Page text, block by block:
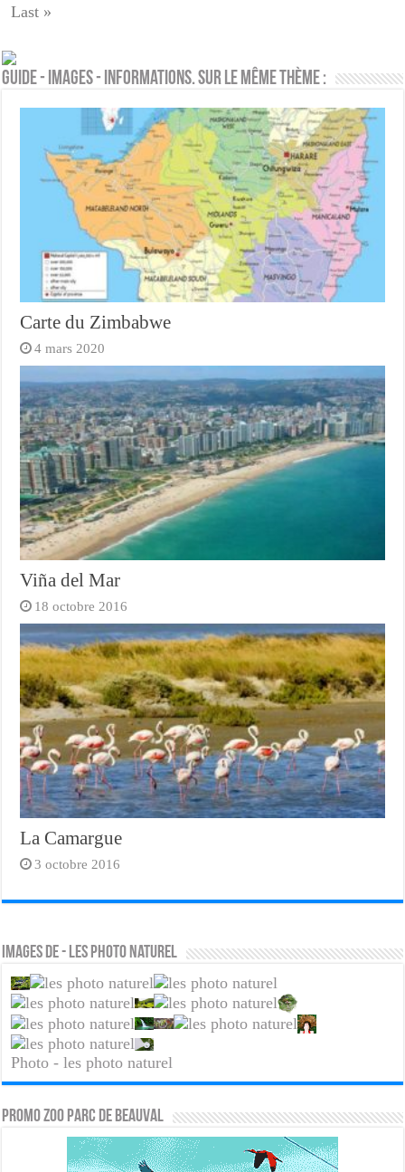
Last »
Guide - Images - Informations. Sur le même thème :
Carte du Zimbabwe
4 mars 2020
Viña del Mar
18 octobre 2016
La Camargue
3 octobre 2016
Images de - les photo naturel
Photo - les photo naturel
PROMO ZOO PARC DE BEAUVAL